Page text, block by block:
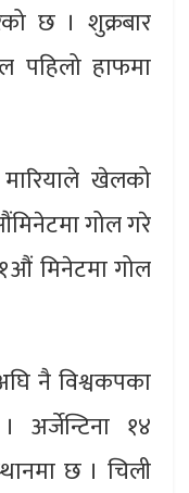
छ । शुक्रबार
पहिलो हाफमा
खेलको
गोल गरे
मिनेटमा गोल
नै विश्वकपका
१४
छ । चिली